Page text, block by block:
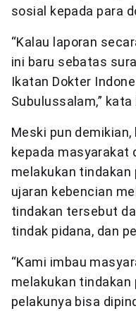
sosial kepada para
“Kalau laporan
ini baru sebatas
Ikatan Dokter
Subulussalam,”
Meski pun
kepada masyarakat
melakukan
ujaran kebencian
tindakan tersebut
tindak pidana, dan
“Kami imbau
melakukan tindakan
pelakunya bisa